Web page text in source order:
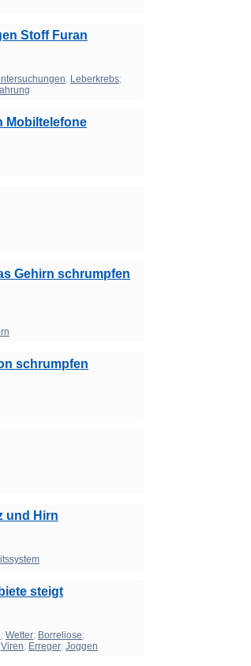
Stoff Furan
; Leberkrebs;
Mobiltelefone
Gehirn schrumpfen
schrumpfen
und Hirn
steigt
; Wetter; Borreliose;
Viren; Erreger; Joggen